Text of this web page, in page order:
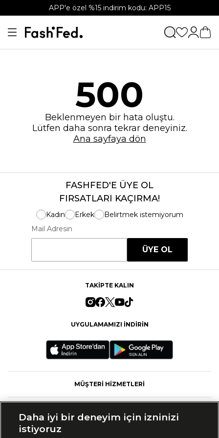
APP'e özel %15 indirim kodu: APP15
500
Beklenmeyen bir hata oluştu.
Lütfen daha sonra tekrar deneyiniz.
Ana sayfaya dön
FASHFED'E ÜYE OL
FIRSATLARI KAÇIRMA!
Kadın Erkek
Belirtmek istemiyorum
Mail Adresin
ÜYE OL
TAKİPTE KALIN
UYGULAMAMIZI İNDİRİN
MÜŞTERİ HİZMETLERİ
Daha iyi bir deneyim için izninizi
istiyoruz